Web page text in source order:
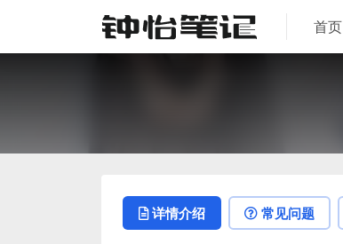
首页
详情介绍 常见问题